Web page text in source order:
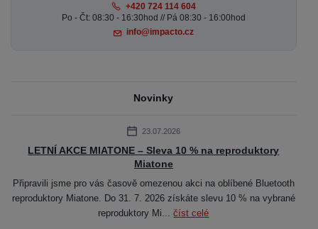
+420 724 114 604
Po - Čt: 08:30 - 16:30hod // Pá 08:30 - 16:00hod
info@impacto.cz
Novinky
23.07.2026
LETNÍ AKCE MIATONE – Sleva 10 % na reproduktory
Miatone
Připravili jsme pro vás časově omezenou akci na oblíbené Bluetooth
reproduktory Miatone. Do 31. 7. 2026 získáte slevu 10 % na vybrané
reproduktory Mi...číst celé